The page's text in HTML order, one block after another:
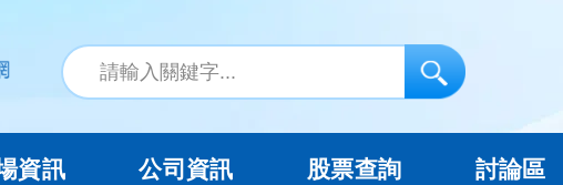
資訊 公司資訊 股票查詢 討論區